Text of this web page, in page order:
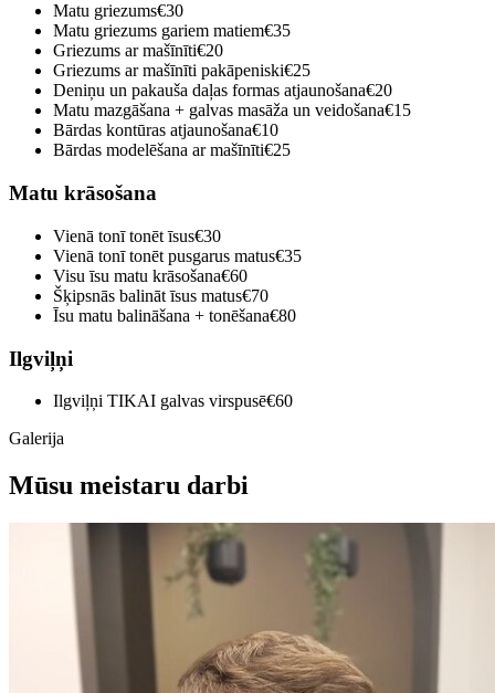
Matu griezums€30
Matu griezums gariem matiem€35
Griezums ar mašīnīti€20
Griezums ar mašīnīti pakāpeniski€25
Deniņu un pakauša daļas formas atjaunošana€20
Matu mazgāšana + galvas masāža un veidošana€15
Bārdas kontūras atjaunošana€10
Bārdas modelēšana ar mašīnīti€25
Matu krāsošana
Vienā tonī tonēt īsus€30
Vienā tonī tonēt pusgarus matus€35
Visu īsu matu krāsošana€60
Šķipsnās balināt īsus matus€70
Īsu matu balināšana + tonēšana€80
Ilgviļņi
Ilgviļņi TIKAI galvas virspusē€60
Galerija
Mūsu meistaru darbi